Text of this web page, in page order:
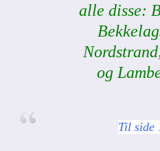
alle disse:
og
Til side